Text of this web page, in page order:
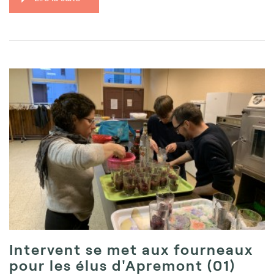
Intervent se met aux fourneaux
pour les élus d'Apremont (01)